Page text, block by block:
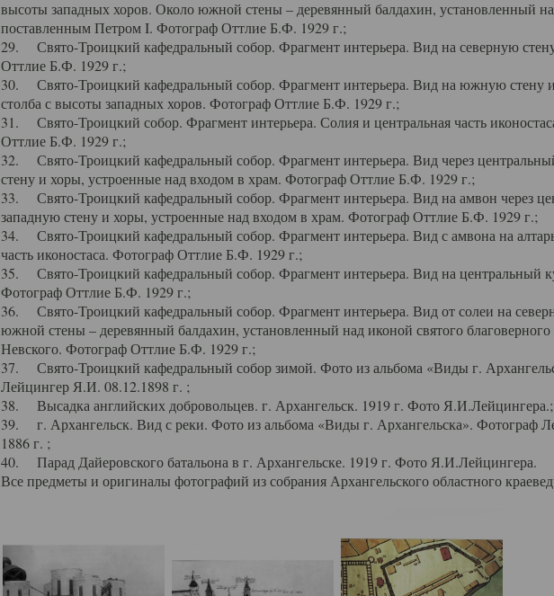
высоты западных хоров. Около южной стены – деревянный балдахин, установленный
поставленным Петром I. Фотограф Оттлие Б.Ф. 1929 г.;
29. Свято-Троицкий кафедральный собор. Фрагмент интерьера. Вид на северную
Оттлие Б.Ф. 1929 г.;
30. Свято-Троицкий кафедральный собор. Фрагмент интерьера. Вид на южную стену
столба с высоты западных хоров. Фотограф Оттлие Б.Ф. 1929 г.;
31. Свято-Троицкий собор. Фрагмент интерьера. Солия и центральная часть
Оттлие Б.Ф. 1929 г.;
32. Свято-Троицкий кафедральный собор. Фрагмент интерьера. Вид через
стену и хоры, устроенные над входом в храм. Фотограф Оттлие Б.Ф. 1929 г.;
33. Свято-Троицкий кафедральный собор. Фрагмент интерьера. Вид на амвон через
западную стену и хоры, устроенные над входом в храм. Фотограф Оттлие Б.Ф. 1929 г.;
34. Свято-Троицкий кафедральный собор. Фрагмент интерьера. Вид с амвона на
часть иконостаса. Фотограф Оттлие Б.Ф. 1929 г.;
35. Свято-Троицкий кафедральный собор. Фрагмент интерьера. Вид на центральный
Фотограф Оттлие Б.Ф. 1929 г.;
36. Свято-Троицкий кафедральный собор. Фрагмент интерьера. Вид от солеи на
южной стены – деревянный балдахин, установленный над иконой святого благоверного
Невского. Фотограф Оттлие Б.Ф. 1929 г.;
37. Свято-Троицкий кафедральный собор зимой. Фото из альбома «Виды г.
Лейцингер Я.И. 08.12.1898 г. ;
38. Высадка английских добровольцев. г. Архангельск. 1919 г. Фото Я.И.Лейцингера.;
39. г. Архангельск. Вид с реки. Фото из альбома «Виды г. Архангельска». Фотограф
1886 г. ;
40. Парад Дайеровского батальона в г. Архангельске. 1919 г. Фото Я.И.Лейцингера.
Все предметы и оригиналы фотографий из собрания Архангельского областного